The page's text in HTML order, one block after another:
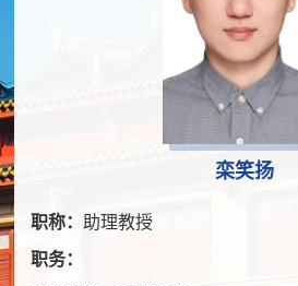
栾笑扬
职称： 助理教授
职务：